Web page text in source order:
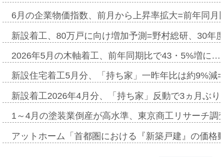
6月の企業物価指数、前月から上昇率拡大=前年同
新設着工、80万戸に向け増加予測=野村総研、30年
2026年5月の木軸着工、前年同期比で43・5%増に…
新設住宅着工5月分、「持ち家」一昨年比は約9%
新設着工2026年4月分、「持ち家」反動で3ヵ月ぶ
1～4月の塗装業倒産が高水準、東京商工リサーチ
アットホーム「首都圏における『新築戸建』の価